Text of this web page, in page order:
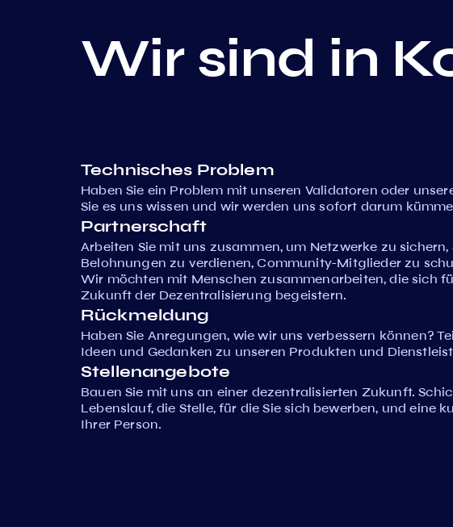
Wir sind in
Technisches Problem
Haben Sie ein Problem mit unseren Validatoren oder
Sie es uns wissen und wir werden uns sofort darum
Partnerschaft
Arbeiten Sie mit uns zusammen, um Netzwerke zu
Belohnungen zu verdienen, Community-Mitglieder zu
Wir möchten mit Menschen zusammenarbeiten, die sich
Zukunft der Dezentralisierung begeistern.
Rückmeldung
Haben Sie Anregungen, wie wir uns verbessern können?
Ideen und Gedanken zu unseren Produkten und
Stellenangebote
Bauen Sie mit uns an einer dezentralisierten Zukunft.
Lebenslauf, die Stelle, für die Sie sich bewerben, und eine
Ihrer Person.